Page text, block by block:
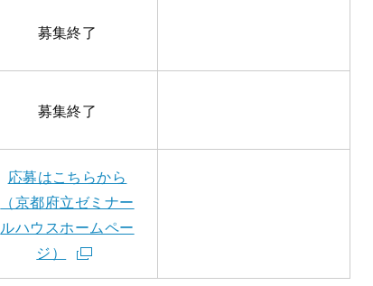
募集終了
募集終了
応募はこちらから
（京都府立ゼミナー
ルハウスホームペー
ジ）